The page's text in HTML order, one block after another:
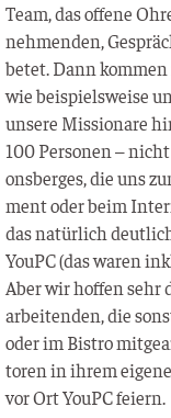
Team, das offe­ne
neh­men­den,
betet. Dann
wie bei­spiels­wei­se
unse­re Mis­sio­na­re
100 Per­so­nen –
ons­ber­ges, die uns
ment oder beim
das natür­lich
YouPC (das waren
Aber wir hof­fen
ar­bei­ten­den, die
oder im Bis­tro
to­ren in ihrem
vor Ort YouPC feiern.